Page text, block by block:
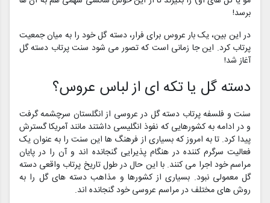
برسد!
در این بین، یک بار عروس برای فرار، دسته گل خود را به میان جمعیت
پرتاب کرد. این جا زمانی است که تصور می شود سنت پرتاب دسته گل
آغاز شد!
دسته گل یا تکه ای از لباس عروس؟
سنت و فلسفه پرتاب دسته گل در عروسی از انگلستان سرچشمه گرفت
و در ادامه به کشورهایی که نفوذ انگلیسی داشتند مانند آمریکا گسترش
پیدا کرد. تا به امروز که بسیاری از فرهنگ ها این سنت را به عنوان یک
فعالیت سرگرم کننده در هنگام پذیرایی گنجانده اند و آن را در پایان
مراسم خود اجرا می کنند. با این حال در طول تاریخ پرتاب واقعی دسته
گل معمولی نبود. بسیاری از کشورها و مذاهب دسته های گل را به
روش های مختلف در مراسم عروسی خود گنجانده اند.